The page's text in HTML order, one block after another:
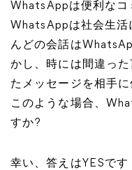
WhatsAppは便利なコ
WhatsAppは社会生活
んどの会話は
かし、時には間違っ
たメッセージを相手
このような場合、
すか?
幸い、答えはYESで